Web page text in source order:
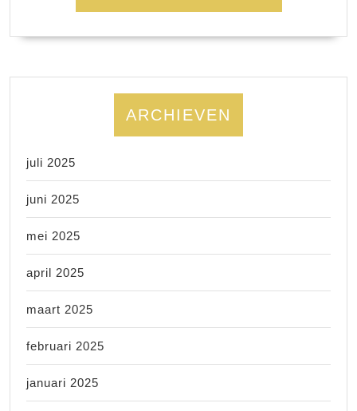
ARCHIEVEN
juli 2025
juni 2025
mei 2025
april 2025
maart 2025
februari 2025
januari 2025